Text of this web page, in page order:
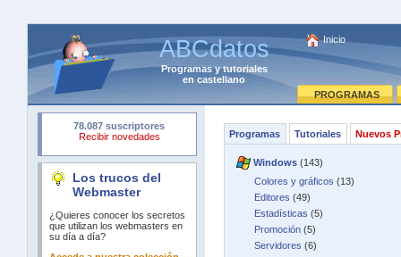
ABCdatos
Programasytutoriales
en castellano
Inicio
PROGRAMAS
Los trucos del
Webmaster
¿Quieres conocer los secretos
que utilizan los webmasters en
su día a día?
Programas Tutoriales Nuevos
Windows(143)
Colores y gráficos (13)
Editores (49)
Estadísticas (5)
Promoción(5)
Servidores (6)